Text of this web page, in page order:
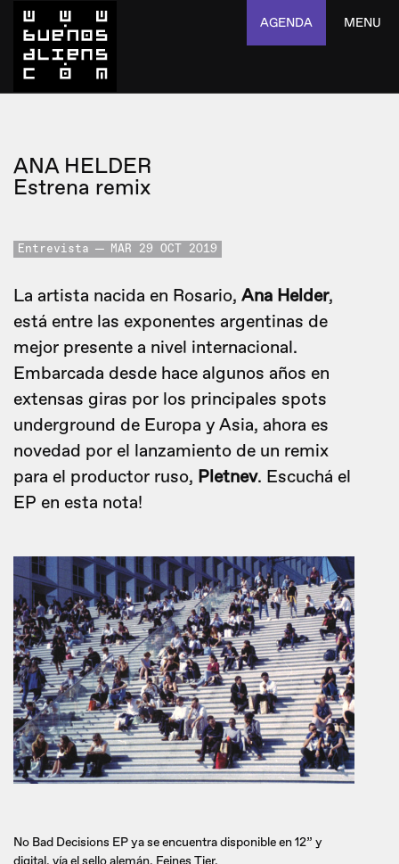
AGENDA MENU
ANA HELDER
Estrena remix
Entrevista MAR 29 OCT 2019
La artista nacida en Rosario, Ana Helder,
está entre las exponentes argentinas de
mejor presente a nivel internacional.
Embarcada desde hace algunos años en
extensas giras por los principales spots
underground de Europa y Asia, ahora es
novedad por el lanzamiento de un remix
para el productor ruso, Pletnev. Escuchá el
EP en esta nota!
No Bad Decisions EP ya se encuentra disponible en 12” y